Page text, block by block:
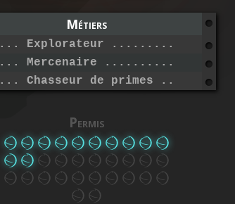
Métiers
... Explorateur
... Mercenaire
... Chasseur de primes
Permis